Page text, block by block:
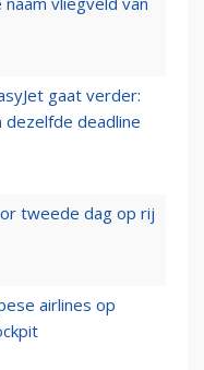
gaat verder:
deadline
tweede dag op rij
airlines op